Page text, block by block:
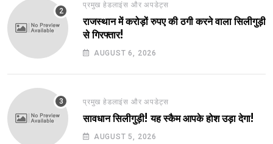
प्रमुख हेडलाइंस और अपडेट्स
राजस्थान में करोड़ों रुपए की ठगी करने वाला सिलीगुड़ी
से गिरफ्तार!
AUGUST 6, 2026
प्रमुख हेडलाइंस और अपडेट्स
सावधान सिलीगुड़ी! यह स्कैम आपके होश उड़ा देगा!
AUGUST 5, 2026